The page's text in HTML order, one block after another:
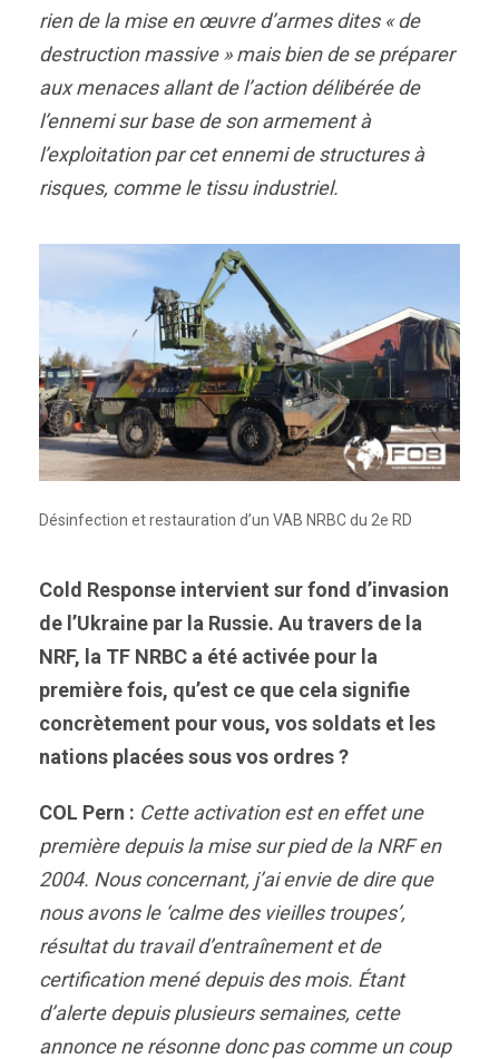
rien de la mise en œuvre d’armes dites « de
destruction massive » mais bien de se préparer
aux menaces allant de l’action délibérée de
l’ennemi sur base de son armement à
l’exploitation par cet ennemi de structures à
risques, comme le tissu industriel.
Désinfection et restauration d’un VAB NRBC du 2e RD
Cold Response intervient sur fond d’invasion
de l’Ukraine par la Russie. Au travers de la
NRF, la TF NRBC a été activée pour la
première fois, qu’est ce que cela signifie
concrètement pour vous, vos soldats et les
nations placées sous vos ordres ?
COL Pern : Cette activation est en effet une
première depuis la mise sur pied de la NRF en
2004. Nous concernant, j’ai envie de dire que
nous avons le ‘calme des vieilles troupes’,
résultat du travail d’entraînement et de
certification mené depuis des mois. Étant
d’alerte depuis plusieurs semaines, cette
annonce ne résonne donc pas comme un coup